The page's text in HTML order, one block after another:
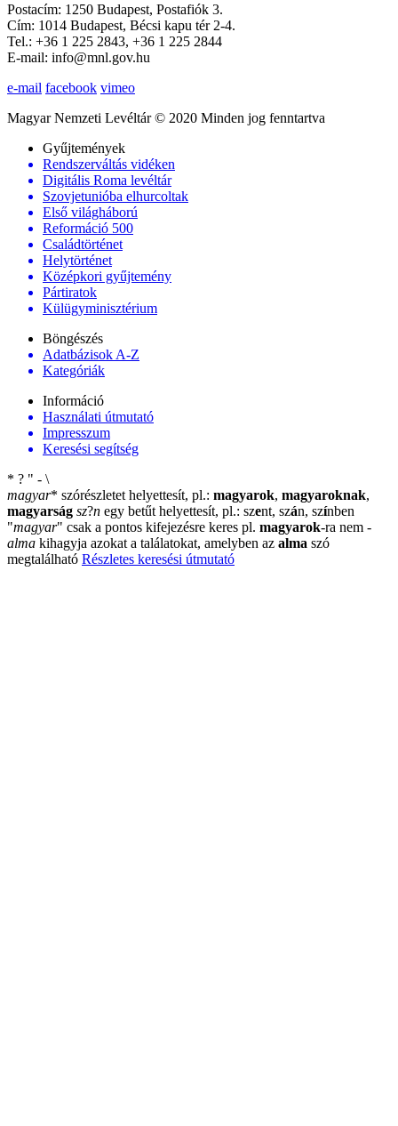
Postacím: 1250 Budapest, Postafiók 3.
Cím: 1014 Budapest, Bécsi kapu tér 2-4.
Tel.: +36 1 225 2843, +36 1 225 2844
E-mail: info@mnl.gov.hu
e-mail facebook vimeo
Magyar Nemzeti Levéltár © 2020 Minden jog fenntartva
Gyűjtemények
Rendszerváltás vidéken
Digitális Roma levéltár
Szovjetunióba elhurcoltak
Első világháború
Reformáció 500
Családtörténet
Helytörténet
Középkori gyűjtemény
Pártiratok
Külügyminisztérium
Böngészés
Adatbázisok A-Z
Kategóriák
Információ
Használati útmutató
Impresszum
Keresési segítség
* ? " - \
magyar* szórészletet helyettesít, pl.: magyarok, magyaroknak,
magyarság sz?n egy betűt helyettesít, pl.: szent, szán, színben
"magyar" csak a pontos kifejezésre keres pl. magyarok-ra nem -
alma kihagyja azokat a találatokat, amelyben az alma szó
megtalálható Részletes keresési útmutató